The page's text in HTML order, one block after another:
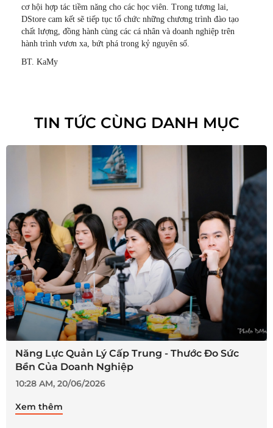
cơ hội hợp tác tiềm năng cho các học viên. Trong tương lai,
DStore cam kết sẽ tiếp tục tổ chức những chương trình đào tạo
chất lượng, đồng hành cùng các cá nhân và doanh nghiệp trên
hành trình vươn xa, bứt phá trong kỷ nguyên số.
BT. KaMy
TIN TỨC CÙNG DANH MỤC
Năng Lực Quản Lý Cấp Trung - Thước Đo Sức
Bền Của Doanh Nghiệp
10:28 AM, 20/06/2026
Xem thêm